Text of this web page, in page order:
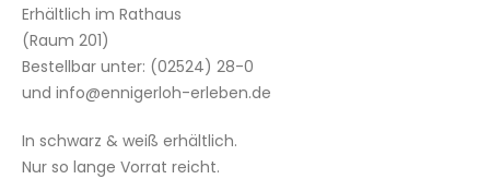
Erhältlich im Rathaus
(Raum 201)
Bestellbar unter: (02524) 28-0
und info@ennigerloh-erleben.de
In schwarz & weiß erhältlich.
Nur so lange Vorrat reicht.